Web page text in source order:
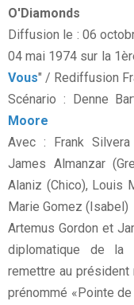
O'Diamonds
Diffusion le : 06
04 mai 1974 sur la
Vous" / Rediffusion
Scénario : Denne
Moore
Avec : Frank
James Almanzar
Alaniz (Chico), Louis
Marie Gomez (Isabel)
Artemus Gordon et
diplomatique de la
remettre au président
prénommé «Pointe